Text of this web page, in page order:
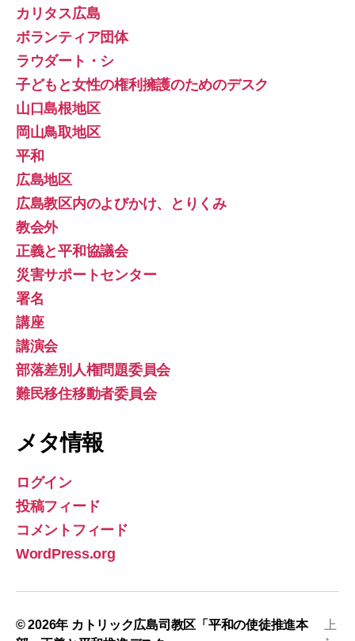
カリタス広島
ボランティア団体
ラウダート・シ
子どもと女性の権利擁護のためのデスク
山口島根地区
岡山鳥取地区
平和
広島地区
広島教区内のよびかけ、とりくみ
教会外
正義と平和協議会
災害サポートセンター
署名
講座
講演会
部落差別人権問題委員会
難民移住移動者委員会
メタ情報
ログイン
投稿フィード
コメントフィード
WordPress.org
© 2026年 カトリック広島司教区「平和の使徒推進本
上